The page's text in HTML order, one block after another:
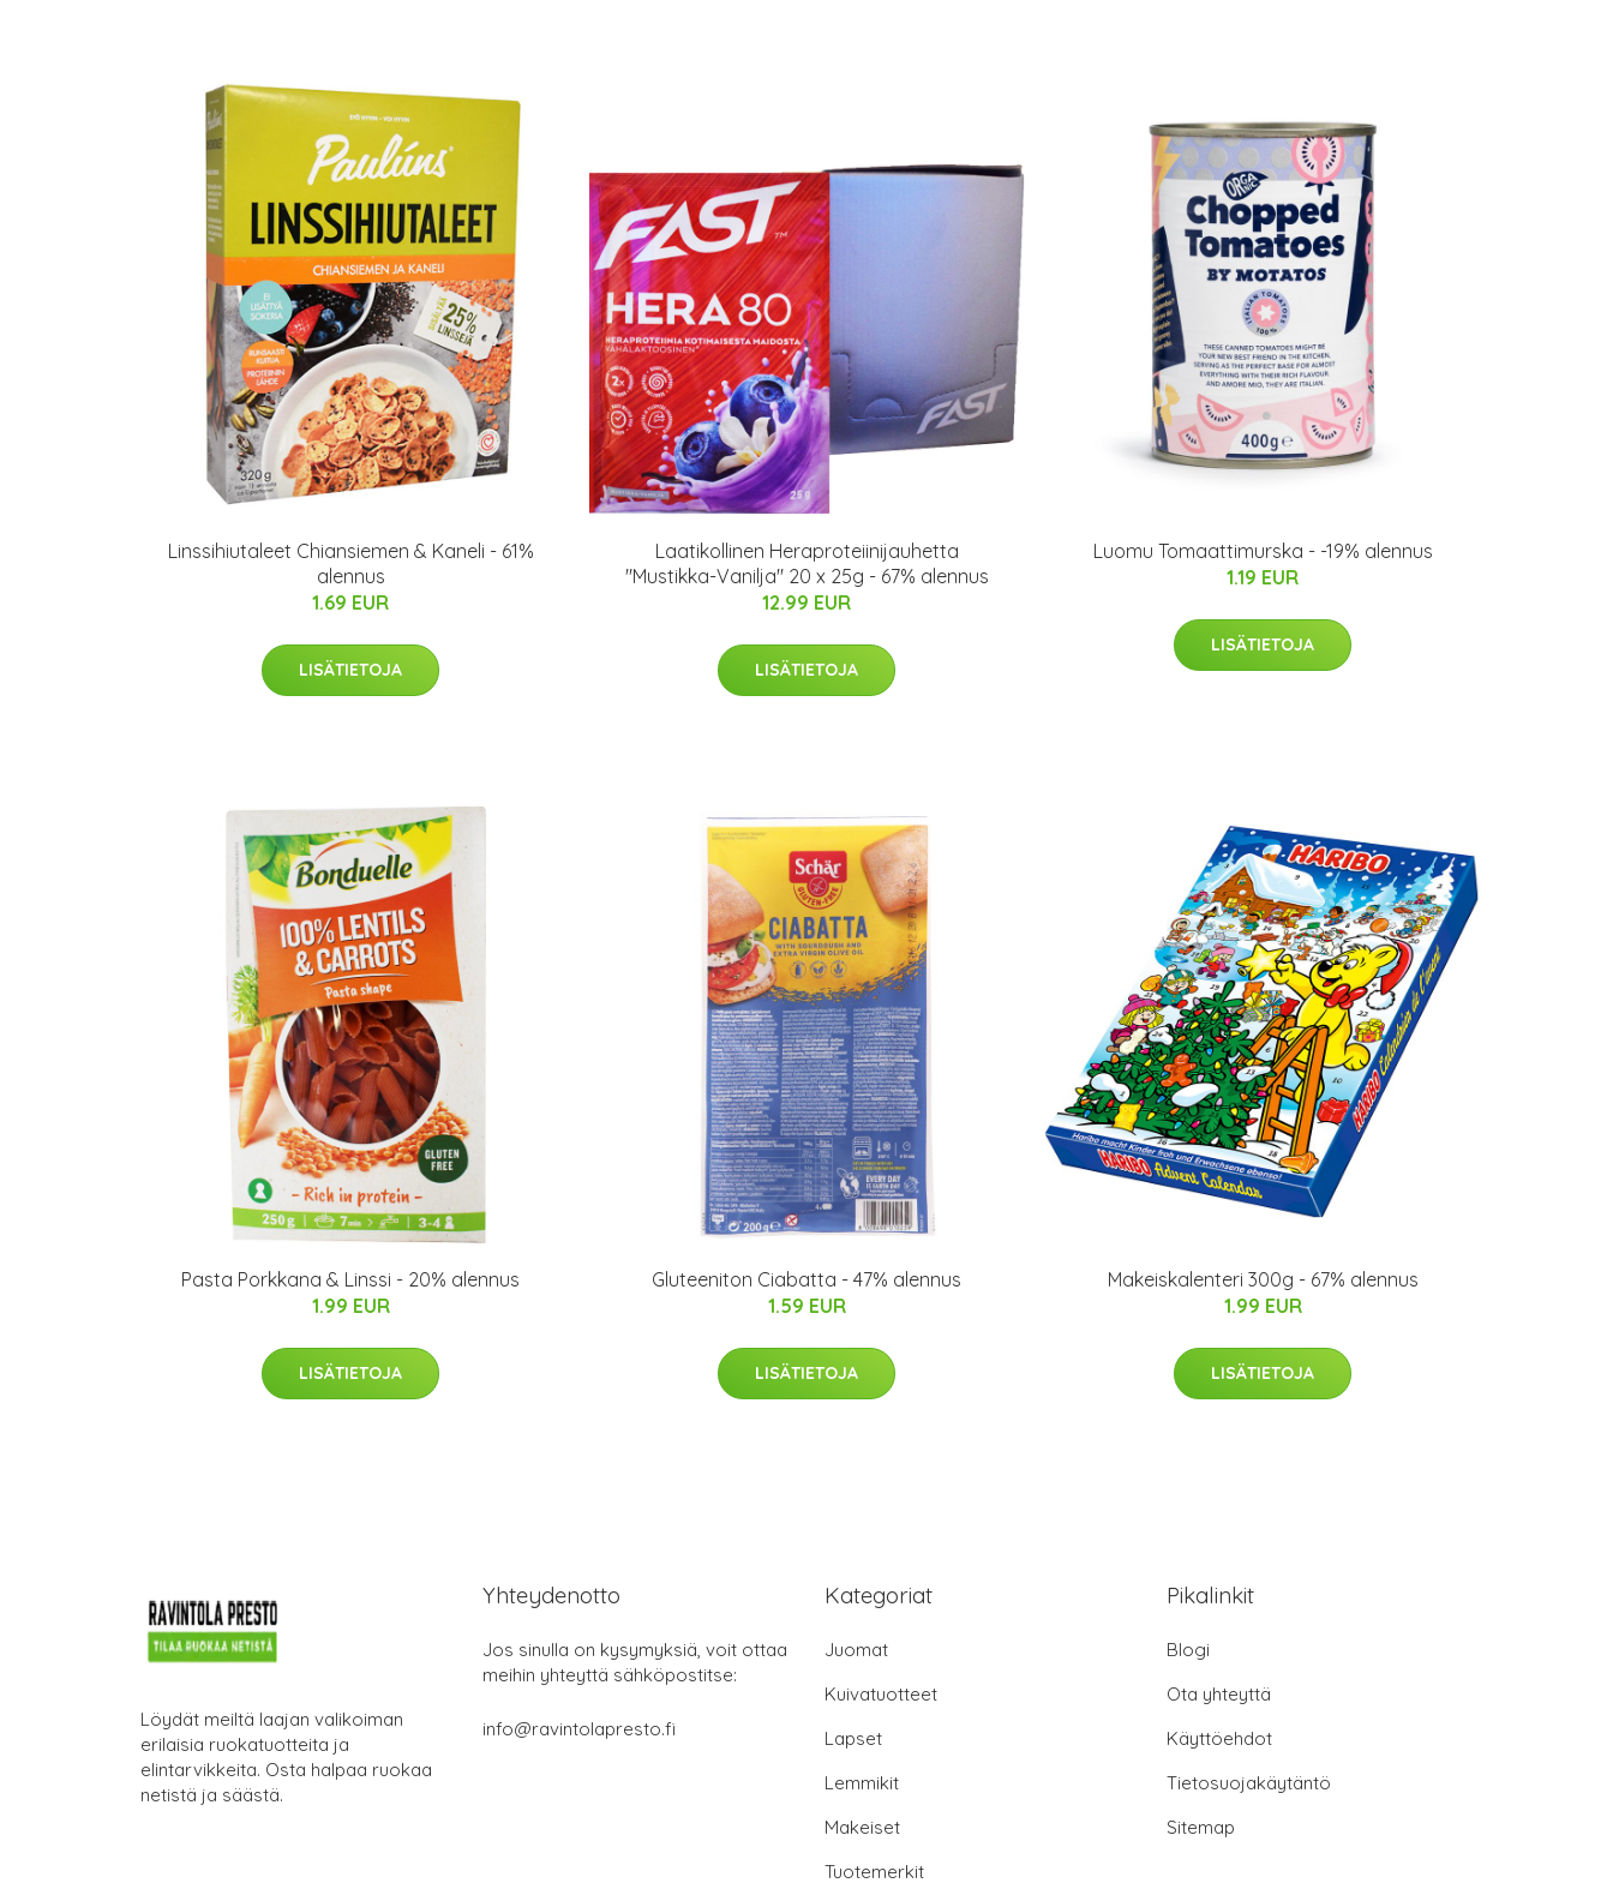
Linssihiutaleet Chiansiemen & Kaneli - 61%
alennus
1.69 EUR
LISÄTIETOJA
Laatikollinen Heraproteiinijauhetta
"Mustikka-Vanilja" 20 x 25g - 67% alennus
12.99 EUR
LISÄTIETOJA
Luomu Tomaattimurska - -19% alennus
1.19 EUR
LISÄTIETOJA
Pasta Porkkana & Linssi - 20% alennus
1.99 EUR
LISÄTIETOJA
Gluteeniton Ciabatta - 47% alennus
1.59 EUR
LISÄTIETOJA
Makeiskalenteri 300g - 67% alennus
1.99 EUR
LISÄTIETOJA
Löydät meiltä laajan valikoiman
erilaisia ruokatuotteita ja
elintarvikkeita. Osta halpaa ruokaa
netistä ja säästä.
Yhteydenotto
Jos sinulla on kysymyksiä, voit ottaa
meihin yhteyttä sähköpostitse:
info@ravintolapresto.fi
Kategoriat
Juomat
Kuivatuotteet
Lapset
Lemmikit
Makeiset
Tuotemerkit
Pikalinkit
Blogi
Ota yhteyttä
Käyttöehdot
Tietosuojakäytäntö
Sitemap